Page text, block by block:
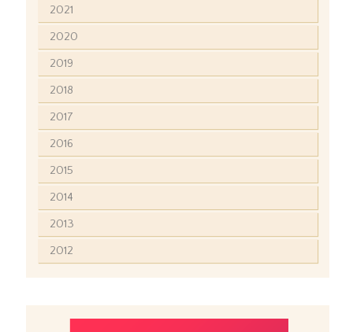
2021
2020
2019
2018
2017
2016
2015
2014
2013
2012